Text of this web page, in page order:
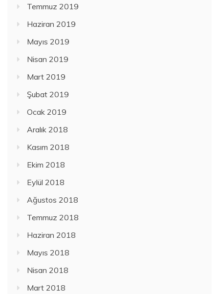
Temmuz 2019
Haziran 2019
Mayıs 2019
Nisan 2019
Mart 2019
Şubat 2019
Ocak 2019
Aralık 2018
Kasım 2018
Ekim 2018
Eylül 2018
Ağustos 2018
Temmuz 2018
Haziran 2018
Mayıs 2018
Nisan 2018
Mart 2018